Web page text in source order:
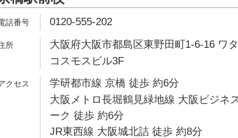
0120-555-202
大阪府大阪市都島区東野田町1-6-16 ワタ
コスモスビル3F
学研都市線 京橋 徒歩 約6分
大阪メトロ長堀鶴見緑地線 大阪ビジネ
ーク 徒歩 約6分
JR東西線 大阪城北詰 徒歩 約8分